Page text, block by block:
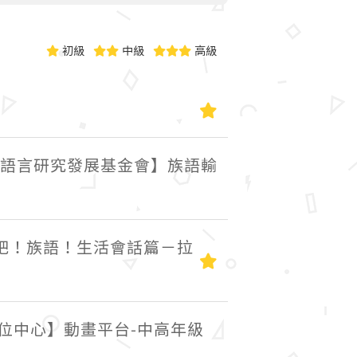
初級 中級 高級
言研究發展基金會】族語輸
！族語！生活會話篇－拉
中心】動畫平台-中高年級